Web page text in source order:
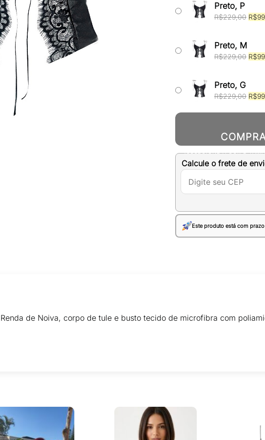
Preto, P
R$229,00 O
R$
Preto, M
R$229,00 O
R$
Preto, G
R$229,00 O
R$
(SELECIONE A COR E
Calcule o frete de
Este produto está com
de Noiva, corpo de tule e busto tecido de microfibra com